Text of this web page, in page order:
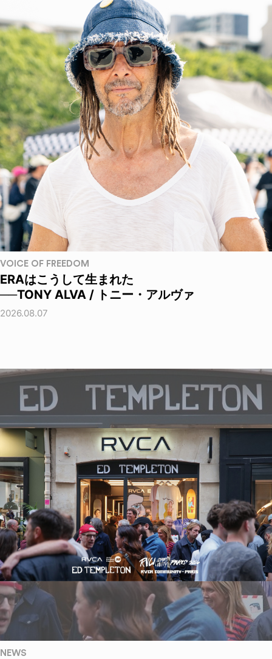
VOICE OF FREEDOM
ERAはこうして生まれた
──TONY ALVA / トニー・アルヴァ
2026.08.07
NEWS